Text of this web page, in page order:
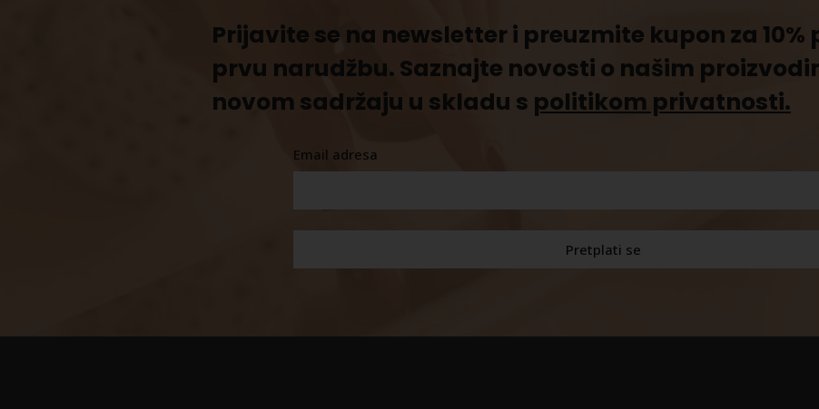
Prijavite se na newsletter i preuzmite kupon za 10%
prvu narudžbu. Saznajte novosti o našim
novom sadržaju u skladu s politikom privatnosti.
Email adresa